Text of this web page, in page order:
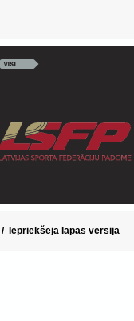
/ Iepriekšējā lapas versija